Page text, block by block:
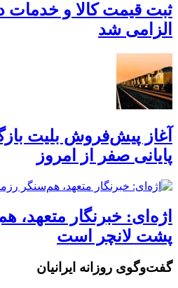
الزامی شد
آغاز پیش‌فروش بلیت
پایانی صفر از امروز
اژه‌ای: خبرنگار متعهد،
پشت لانچر است
گفت‌وگوی روزانه ایرانیان